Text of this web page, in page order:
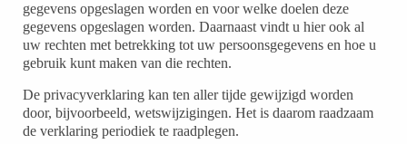
gegevens opgeslagen worden en voor welke doelen deze
gegevens opgeslagen worden. Daarnaast vindt u hier ook al
uw rechten met betrekking tot uw persoonsgegevens en hoe u
gebruik kunt maken van die rechten.
De privacyverklaring kan ten aller tijde gewijzigd worden
door, bijvoorbeeld, wetswijzigingen. Het is daarom raadzaam
de verklaring periodiek te raadplegen.